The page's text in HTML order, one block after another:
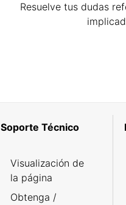
Resuelve tus dudas
Soporte Técnico
Visualización de
la página
Obtenga /